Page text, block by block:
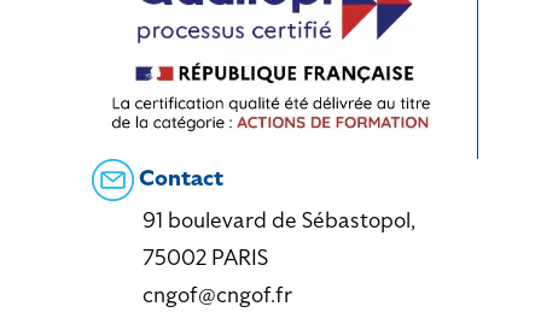
Contact
91 boulevard de Sébastopol,
75002 PARIS
cngof@cngof.fr